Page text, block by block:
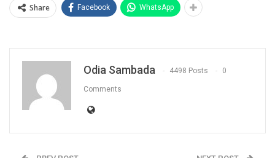
Share Facebook WhatsApp
Odia Sambada 4498 Posts 0
Comments